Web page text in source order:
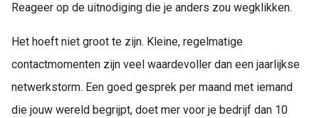
Reageer op de uitnodiging die je anders zou wegklikken.
Het hoeft niet groot te zijn. Kleine, regelmatige
contactmomenten zijn veel waardevoller dan een jaarlijkse
netwerkstorm. Een goed gesprek per maand met iemand
die jouw wereld begrijpt, doet mer voor je bedrijf dan 10